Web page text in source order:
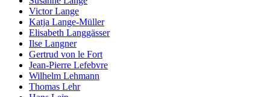
Victor Lange
Katja Lange-Müller
Elisabeth Langgässer
Ilse Langner
Gertrud von le Fort
Jean-Pierre Lefebvre
Wilhelm Lehmann
Thomas Lehr